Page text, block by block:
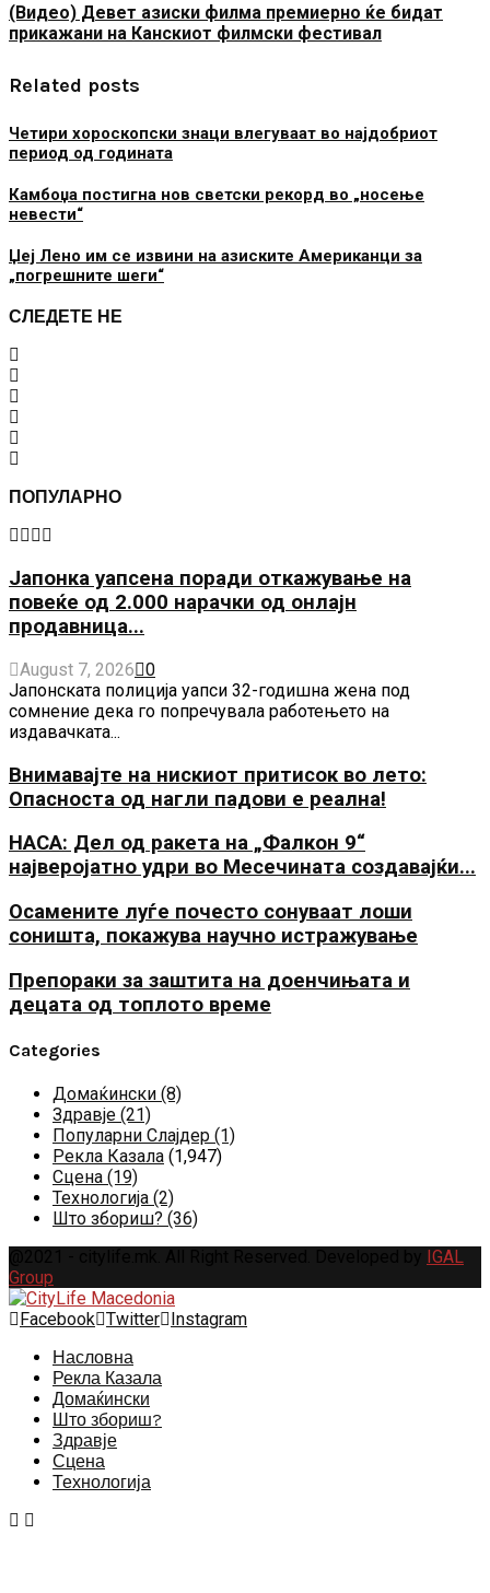
(Видео) Девет азиски филма премиерно ќе бидат
прикажани на Канскиот филмски фестивал
Related posts
Четири хороскопски знаци влегуваат во најдобриот
период од годината
Камбоџа постигна нов светски рекорд во „носење
невести“
Џеј Лено им се извини на азиските Американци за
„погрешните шеги“
СЛЕДЕТЕ НЕ
ПОПУЛАРНО
Јапонка уапсена поради откажување на
повеќе од 2.000 нарачки од онлајн
продавница...
August 7, 2026 0
Јапонската полиција уапси 32-годишна жена под
сомнение дека го попречувала работењето на
издавачката...
Внимавајте на нискиот притисок во лето:
Опасноста од нагли падови е реална!
НАСА: Дел од ракета на „Фалкон 9“
најверојатно удри во Месечината создавајќи...
Осамените луѓе почесто сонуваат лоши
соништа, покажува научно истражување
Препораки за заштита на доенчињата и
децата од топлото време
Categories
Домаќински (8)
Здравје (21)
Популарни Слајдер (1)
Рекла Казала (1,947)
Сцена (19)
Технологија (2)
Што збориш? (36)
IGAL
Group
Facebook Twitter
Instagram
Насловна
Рекла Казала
Домаќински
Што збориш?
Здравје
Сцена
Технологија